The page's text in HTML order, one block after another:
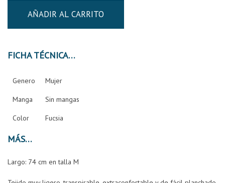
AÑADIR AL CARRITO
FICHA TÉCNICA
Genero Mujer
Manga Sin mangas
Color Fucsia
MÁS
Largo: 74 cm en talla M